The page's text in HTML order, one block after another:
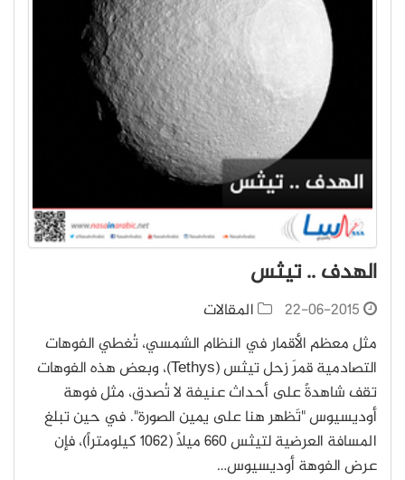
الهدف .. تيثس
22-06-2015
المقالات
مثل معظم الأقمار في النظام الشمسي، تُغطي الفوهات
التصادمية قمرَ زحل تيثس (Tethys)، وبعض هذه الفوهات
تقف شاهدةً على أحداث عنيفة لا تُصدق، مثل فوهة
أوديسيوس "تَظهر هنا على يمين الصورة". في حين تبلغ
المسافة العرضية لتيثس 660 ميلاً (1062 كيلومتراً)، فإن
عرض الفوهة أوديسيوس…